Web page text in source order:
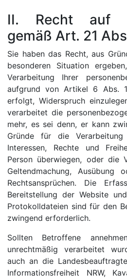
II. Recht auf
gemäß Art. 21
Sie haben das Recht, aus
besonderen Situation
Verarbeitung Ihrer
aufgrund von Artikel 6 Abs.
erfolgt, Widerspruch
verarbeitet die
mehr, es sei denn, er kann
Gründe für die
Interessen, Rechte und
Person überwiegen, oder die
Geltendmachung, Ausübung
Rechtsansprüchen. Die
Bereitstellung der Website
Protokolldateien sind für den
zwingend erforderlich.
Sollten Betroffene
unrechtmäßig verarbeitet
auch an die
Informationsfreiheit NRW,